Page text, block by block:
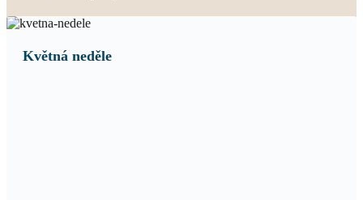
Květná neděle